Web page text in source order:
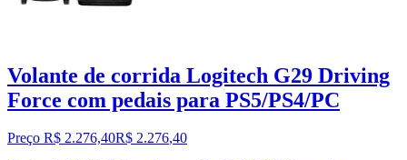
Volante de corrida Logitech G29 Driving
Force com pedais para PS5/PS4/PC
Preço R$ 2.276,40R$ 2.276,40